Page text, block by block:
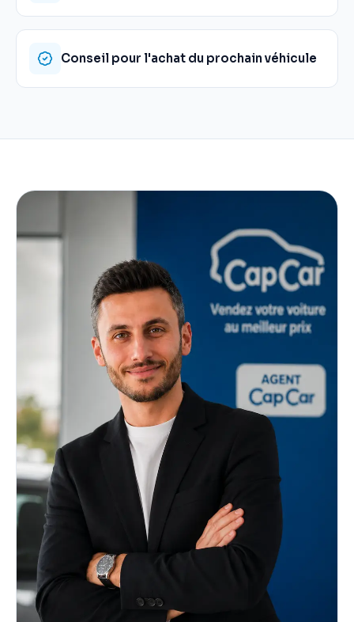
Conseil pour l'achat du prochain véhicule